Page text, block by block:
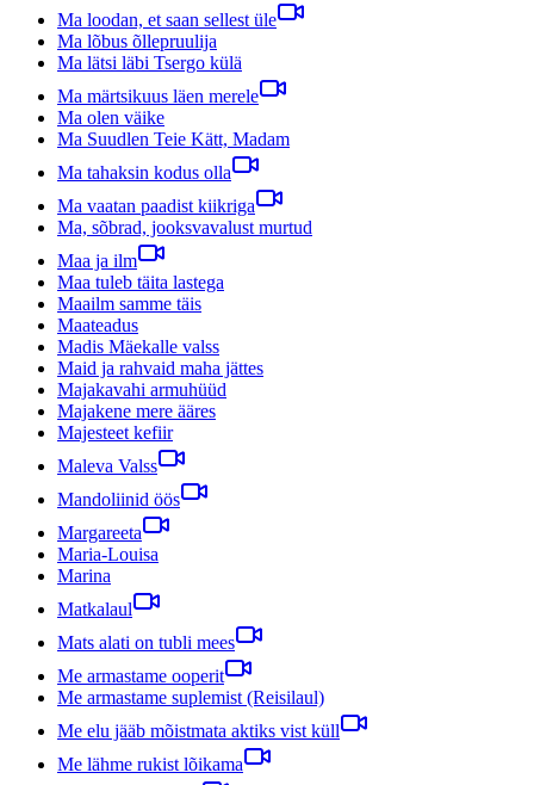
Ma loodan, et saan sellest üle
Ma lõbus õllepruulija
Ma lätsi läbi Tsergo külä
Ma märtsikuus läen merele
Ma olen väike
Ma Suudlen Teie Kätt, Madam
Ma tahaksin kodus olla
Ma vaatan paadist kiikriga
Ma, sõbrad, jooksvavalust murtud
Maa ja ilm
Maa tuleb täita lastega
Maailm samme täis
Maateadus
Madis Mäekalle valss
Maid ja rahvaid maha jättes
Majakavahi armuhüüd
Majakene mere ääres
Majesteet kefiir
Maleva Valss
Mandoliinid öös
Margareeta
Maria-Louisa
Marina
Matkalaul
Mats alati on tubli mees
Me armastame ooperit
Me armastame suplemist (Reisilaul)
Me elu jääb mõistmata aktiks vist küll
Me lähme rukist lõikama